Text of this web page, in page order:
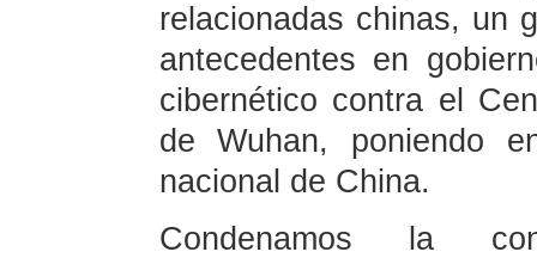
relacionadas chinas, un
antecedentes en
cibernético contra el
de Wuhan, poniendo
nacional de China.
Condenamos la